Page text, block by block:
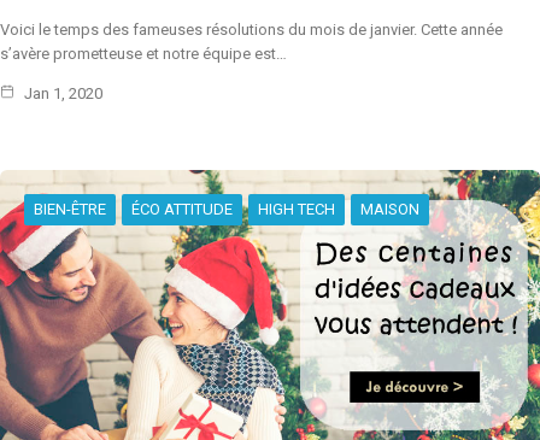
Voici le temps des fameuses résolutions du mois de janvier. Cette année
s’avère prometteuse et notre équipe est…
Jan 1, 2020
BIEN-ÊTRE ÉCO ATTITUDE HIGH TECH MAISON